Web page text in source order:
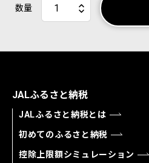
数量
JALふるさと納税
JALふるさと納税とは
初めてのふるさと納税
控除上限額シミュレーション